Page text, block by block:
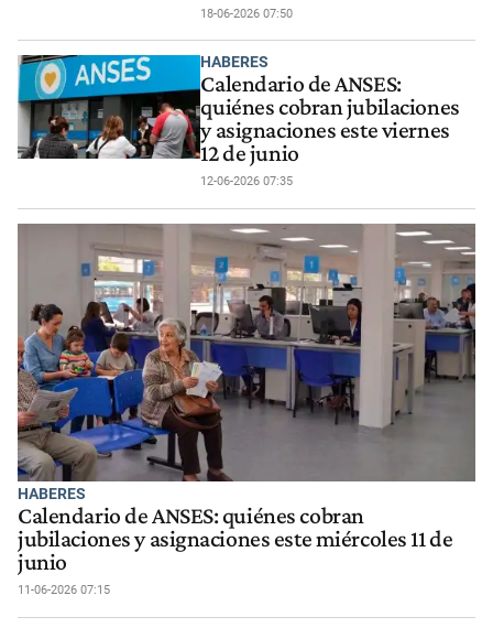
18-06-2026 07:50
HABERES
Calendario de ANSES:
quiénes cobran jubilaciones
y asignaciones este viernes
12 de junio
12-06-2026 07:35
HABERES
Calendario de ANSES: quiénes cobran
jubilaciones y asignaciones este miércoles 11 de
junio
11-06-2026 07:15